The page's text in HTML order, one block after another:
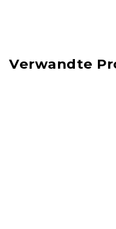
Verwandte